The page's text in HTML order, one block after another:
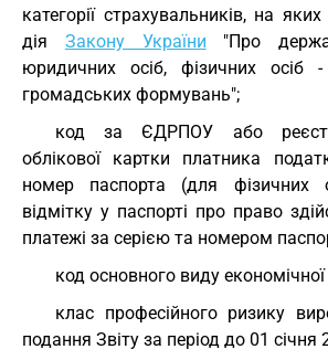
категорії страхувальників, на
дія Закону України "Про
юридичних осіб, фізичних осіб
громадських формувань";
код за ЄДРПОУ або
облікової картки платника
номер паспорта (для фізичних
відмітку у паспорті про право
платежі за серією та номером
код основного виду економічної
клас професійного ризику
подання Звіту за період до 01 січня